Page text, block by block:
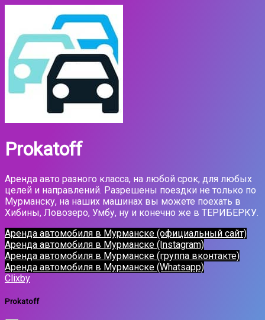
Prokatoff
Аренда авто разного класса, на любой срок, для любых
целей и направлений. Разрешены поездки не только по
Мурманску, на наших машинах вы можете поехать в
Хибины, Ловозеро, Умбу, ну и конечно же в ТЕРИБЕРКУ.
Аренда автомобиля в Мурманске (официальный сайт)
Аренда автомобиля в Мурманске (Instagram)
Аренда автомобиля в Мурманске (группа вконтакте)
Аренда автомобиля в Мурманске (Whatsapp)
Clixby
Prokatoff